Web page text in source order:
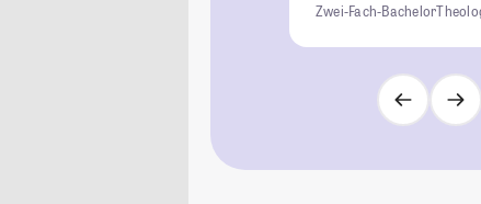
Zwei-Fach-Bachelor